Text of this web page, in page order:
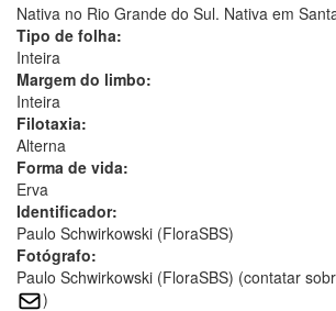
Nativa no Rio Grande do Sul. Nativa em
Tipo de folha:
Inteira
Margem do limbo:
Inteira
Filotaxia:
Alterna
Forma de vida:
Erva
Identificador:
Paulo Schwirkowski (FloraSBS)
Fotógrafo:
Paulo Schwirkowski (FloraSBS) (contatar
)